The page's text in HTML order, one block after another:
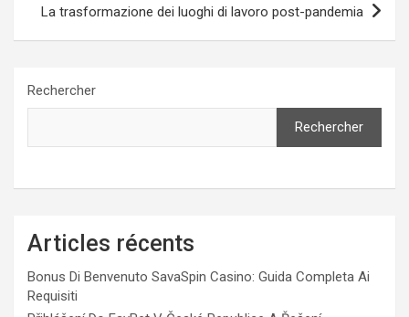
La trasformazione dei luoghi di lavoro post-pandemia
Rechercher
Rechercher
Articles récents
Bonus Di Benvenuto SavaSpin Casino: Guida Completa Ai
Requisiti